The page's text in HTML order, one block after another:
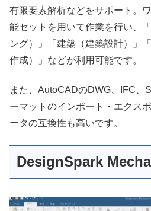
有限要素解析などをサポート。
能セットを用いて作業を行い、
ング）」「建築（建築設計）」
作成）」などが利用可能です。
また、AutoCADのDWG、IFC、
ーマットのインポート・エクス
ータの互換性も高いです。
DesignSpark